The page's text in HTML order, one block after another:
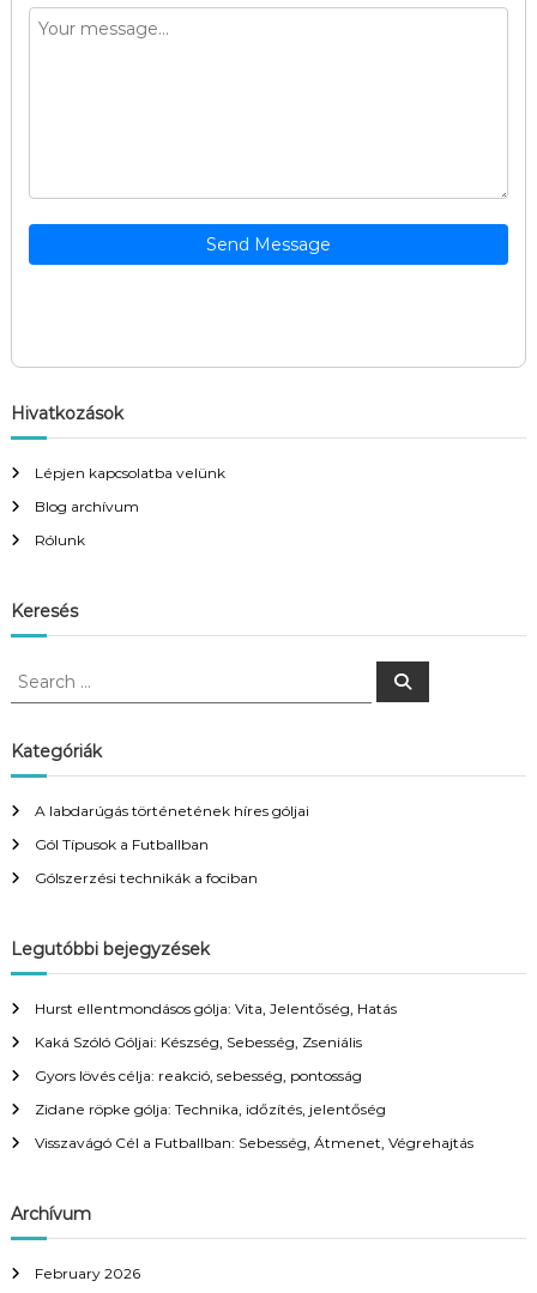
Send Message
Hivatkozások
Lépjen kapcsolatba velünk
Blog archívum
Rólunk
Keresés
S
r
c
f
o
r
S
Kategóriák
A labdarúgás történetének híres góljai
Gól Típusok a Futballban
Gólszerzési technikák a fociban
Legutóbbi bejegyzések
Hurst ellentmondásos gólja: Vita, Jelentőség, Hatás
Kaká Szóló Góljai: Készség, Sebesség, Zseniális
Gyors lövés célja: reakció, sebesség, pontosság
Zidane röpke gólja: Technika, időzítés, jelentőség
Visszavágó Cél a Futballban: Sebesség, Átmenet, Végrehajtás
Archívum
February 2026